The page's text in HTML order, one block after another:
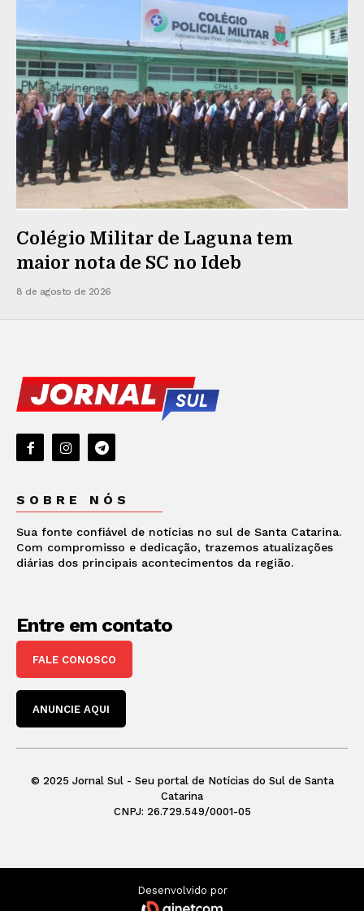
Colégio Militar de Laguna tem
maior nota de SC no Ideb
8 de agosto de 2026
SOBRE NÓS
Sua fonte confiável de notícias no sul de Santa Catarina.
Com compromisso e dedicação, trazemos atualizações
diárias dos principais acontecimentos da região.
Entre em contato
FALE CONOSCO
ANUNCIE AQUI
© 2025 Jornal Sul - Seu portal de Notícias do Sul de Santa
Catarina
CNPJ: 26.729.549/0001-05
Desenvolvido por